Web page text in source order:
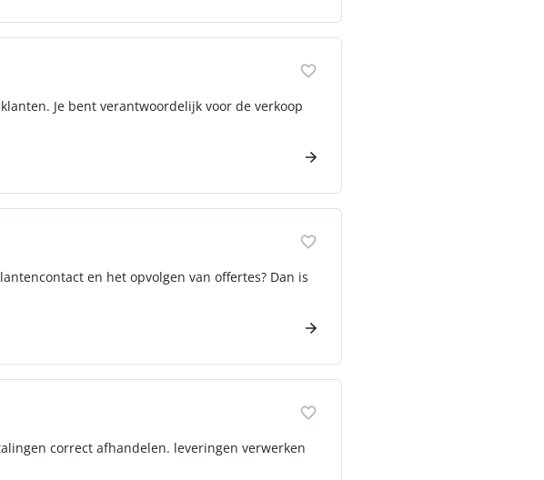
Je bent verantwoordelijk voor de verkoop
en het opvolgen van offertes? Dan is
correct afhandelen. leveringen verwerken